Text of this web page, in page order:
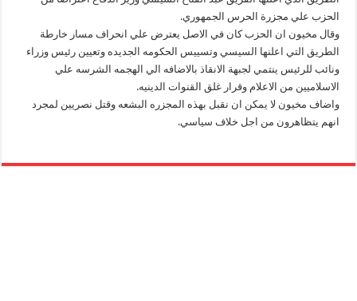
الحزب علي مجزرة الحرس الجمهوري.
وقال مخيون ان الحزب كان في الاصل يعترض علي انحراف مسار خارطة
الطريق التي اعلنها السيسي وتسييس الحكومه الجديده وتعيين رئيس وزراء
ونائب للرئيس ينتمي لجبهة الانقاذ بالاضافه الي الهجمه الشرسه علي
الاسلاميين من الاعلام وقرار غلق القنوات الدينيه.
واضاف مخيون لا يمكن ان نقبل بهذه المجزره البشعه وقتل نصريين لمجرد
انهم يتظاهرون من اجل خلاف سياسي.